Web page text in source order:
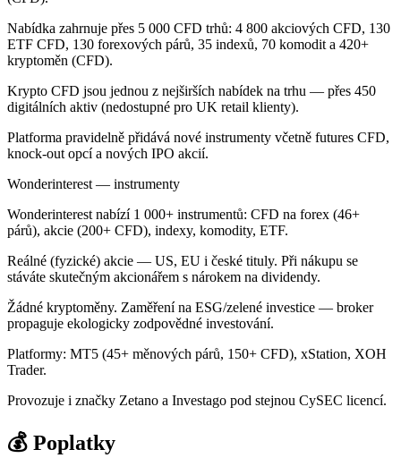
Nabídka zahrnuje přes 5 000 CFD trhů: 4 800 akciových CFD, 130
ETF CFD, 130 forexových párů, 35 indexů, 70 komodit a 420+
kryptoměn (CFD).
Krypto CFD jsou jednou z nejširších nabídek na trhu — přes 450
digitálních aktiv (nedostupné pro UK retail klienty).
Platforma pravidelně přidává nové instrumenty včetně futures CFD,
knock-out opcí a nových IPO akcií.
Wonderinterest — instrumenty
Wonderinterest nabízí 1 000+ instrumentů: CFD na forex (46+
párů), akcie (200+ CFD), indexy, komodity, ETF.
Reálné (fyzické) akcie — US, EU i české tituly. Při nákupu se
stáváte skutečným akcionářem s nárokem na dividendy.
Žádné kryptoměny. Zaměření na ESG/zelené investice — broker
propaguje ekologicky zodpovědné investování.
Platformy: MT5 (45+ měnových párů, 150+ CFD), xStation, XOH
Trader.
Provozuje i značky Zetano a Investago pod stejnou CySEC licencí.
💰 Poplatky